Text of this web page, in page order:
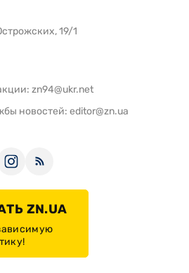
19/1
zn94@ukr.net
новостей: editor@zn.ua
ZN.UA